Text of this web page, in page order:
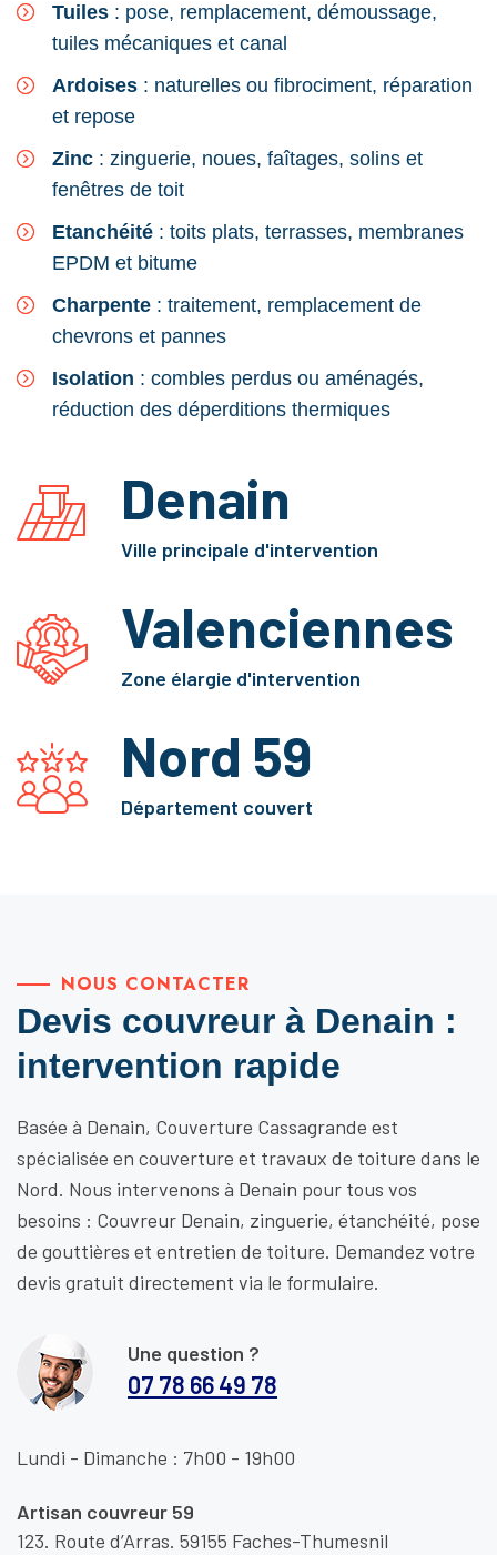
Tuiles : pose, remplacement, démoussage,
tuiles mécaniques et canal
Ardoises : naturelles ou fibrociment, réparation
et repose
Zinc : zinguerie, noues, faîtages, solins et
fenêtres de toit
Etanchéité : toits plats, terrasses, membranes
EPDM et bitume
Charpente : traitement, remplacement de
chevrons et pannes
Isolation : combles perdus ou aménagés,
réduction des déperditions thermiques
Denain
Ville principale d'intervention
Valenciennes
Zone élargie d'intervention
Nord 59
Département couvert
NOUS CONTACTER
Devis couvreur à Denain :
intervention rapide
Basée à Denain, Couverture Cassagrande est
spécialisée en couverture et travaux de toiture dans le
Nord. Nous intervenons à Denain pour tous vos
besoins : Couvreur Denain, zinguerie, étanchéité, pose
de gouttières et entretien de toiture. Demandez votre
devis gratuit directement via le formulaire.
Une question ?
07 78 66 49 78
Lundi - Dimanche : 7h00 - 19h00
Artisan couvreur 59
123. Route d’Arras. 59155 Faches-Thumesnil